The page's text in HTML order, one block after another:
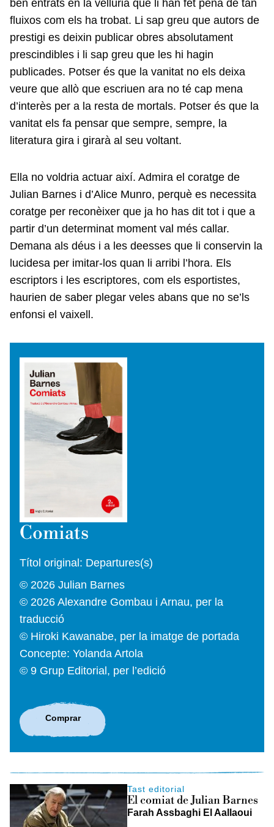
ben entrats en la vellúria que li han fet pena de tan
fluixos com els ha trobat. Li sap greu que autors de
prestigi es deixin publicar obres absolutament
prescindibles i li sap greu que les hi hagin
publicades. Potser és que la vanitat no els deixa
veure que allò que escriuen ara no té cap mena
d’interès per a la resta de mortals. Potser és que la
vanitat els fa pensar que sempre, sempre, la
literatura gira i girarà al seu voltant.
Ella no voldria actuar així. Admira el coratge de
Julian Barnes i d’Alice Munro, perquè es necessita
coratge per reconèixer que ja ho has dit tot i que a
partir d’un determinat moment val més callar.
Demana als déus i a les deesses que li conservin la
lucidesa per imitar-los quan li arribi l’hora. Els
escriptors i les escriptores, com els esportistes,
haurien de saber plegar veles abans que no se’ls
enfonsi el vaixell.
Comiats
Títol original: Departures(s)
© 2026 Julian Barnes
© 2026 Alexandre Gombau i Arnau, per la
traducció
© Hiroki Kawanabe, per la imatge de portada
Concepte: Yolanda Artola
© 9 Grup Editorial, per l’edició
Comprar
Tast editorial
El comiat de Julian Barnes
Farah Assbaghi El Aallaoui